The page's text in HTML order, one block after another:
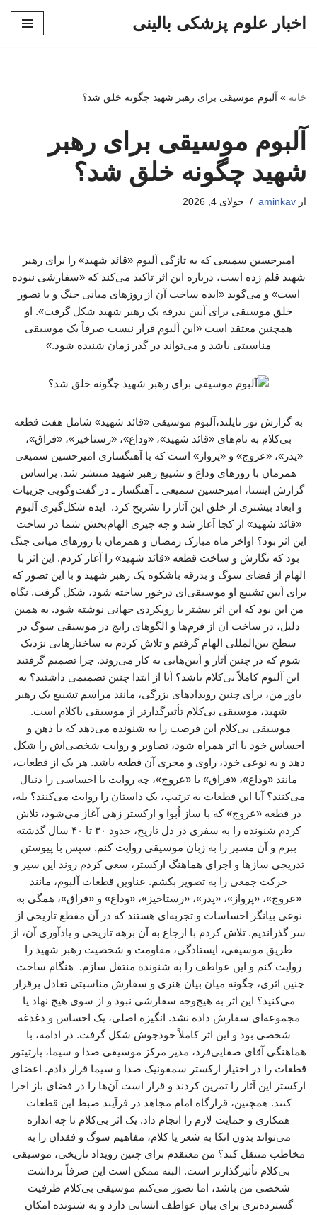
اخبار علوم پزشکی بالینی
خانه » آلبوم موسیقی برای رهبر شهید چگونه خلق شد؟
آلبوم موسیقی برای رهبر
شهید چگونه خلق شد؟
از aminkav جولای 4, 2026
امیرحسین سمیعی که به تازگی آلبوم «قائد شهید» را برای رهبر
شهید قلم زده است، درباره این اثر تاکید می‌کند که «سفارشی نبوده
است» و می‌گوید «ایده ساخت آن از روزهای میانی جنگ و با تصور
خلق موسیقی برای آیین بدرقه یک رهبر شهید شکل گرفت». او
همچنین معتقد است «این آلبوم قرار نیست صرفاً یک موسیقی
مناسبتی باشد و می‌تواند در گذر زمان شنیده شود.»
به گزارش تور تایلند،آلبوم موسیقی «قائد شهید» شامل هفت قطعه
بی‌کلام به نام‌های «قائد شهید»، «وداع»، «رستاخیز»، «فراق»،
«پدر»، «عروج» و «پرواز» است که با آهنگسازی امیرحسین سمیعی
همزمان با روزهای وداع و تشییع رهبر شهید منتشر شد. براساس
گزارش ایسنا، امیرحسین سمیعی ـ آهنگساز ـ در گفت‌وگویی جزییات
و ابعاد بیشتری از خلق این آثار را تشریح کرد. ایده شکل‌گیری آلبوم
«قائد شهید» از کجا آغاز شد و چه چیزی الهام‌بخش شما در ساخت
این اثر بود؟ اواخر ماه مبارک رمضان و همزمان با روزهای میانی جنگ
بود که نگارش و ساخت قطعه «قائد شهید» را آغاز کردم. این اثر با
الهام از فضای سوگ و بدرقه باشکوه یک رهبر شهید و با این تصور که
برای آیین تشییع او موسیقی‌ای درخور ساخته شود، شکل گرفت. نگاه
من این بود که این اثر بیشتر با رویکردی جهانی نوشته شود. به همین
دلیل، در ساخت آن از فرم‌ها و الگوهای رایج در موسیقی سوگ در
سطح بین‌المللی الهام گرفتم و تلاش کردم به ساختارهایی نزدیک
شوم که در چنین آثار و آیین‌هایی به کار می‌روند. چرا تصمیم گرفتید
این آلبوم کاملاً بی‌کلام باشد؟ آیا از ابتدا چنین تصمیمی داشتید؟ به
باور من، برای چنین رویدادهای بزرگی، مانند مراسم تشییع یک رهبر
شهید، موسیقی بی‌کلام تأثیرگذارتر از موسیقی باکلام است.
موسیقی بی‌کلام این فرصت را به شنونده می‌دهد که با ذهن و
احساس خود با اثر همراه شود، تصاویر و روایت شخصی‌اش را شکل
دهد و به نوعی خود، راوی و مجری آن قطعه باشد. هر یک از قطعات،
مانند «وداع»، «فراق» یا «عروج»، چه روایت یا احساسی را دنبال
می‌کنند؟ آیا این قطعات به ترتیب، یک داستان را روایت می‌کنند؟ بله،
در قطعه «عروج» که با ساز اُبوا و ارکستر زهی آغاز می‌شود، تلاش
کردم شنونده را به سفری در دل تاریخ، حدود ۳۰ تا ۴۰ سال گذشته
ببرم و آن مسیر را به زبان موسیقی روایت کنم. سپس با پیوستن
تدریجی سازها و اجرای هماهنگ ارکستر، سعی کردم روند این سیر و
حرکت جمعی را به تصویر بکشم. عناوین قطعات آلبوم، مانند
«عروج»، «پرواز»، «پدر»، «رستاخیز»، «وداع» و «فراق»، همگی به
نوعی بیانگر احساسات و تجربه‌ای هستند که در آن مقطع تاریخی از
سر گذراندیم. تلاش کردم با ارجاع به آن برهه تاریخی و یادآوری آن، از
طریق موسیقی، ایستادگی، مقاومت و شخصیت رهبر شهید را
روایت کنم و این عواطف را به شنونده منتقل سازم. هنگام ساخت
چنین اثری، چگونه میان بیان هنری و سفارش مناسبتی تعادل برقرار
می‌کنید؟ این اثر به هیچ‌وجه سفارشی نبود و از سوی هیچ نهاد یا
مجموعه‌ای سفارش داده نشد. انگیزه اصلی، یک احساس و دغدغه
شخصی بود و این اثر کاملاً خودجوش شکل گرفت. در ادامه، با
هماهنگی آقای صفایی‌فرد، مدیر مرکز موسیقی صدا و سیما، پارتیتور
قطعات را در اختیار ارکستر سمفونیک صدا و سیما قرار دادم. اعضای
ارکستر این آثار را تمرین کردند و قرار است آن‌ها را در فضای باز اجرا
کنند. همچنین، قرارگاه امام مجاهد در فرآیند ضبط این قطعات
همکاری و حمایت لازم را انجام داد. یک اثر بی‌کلام تا چه اندازه
می‌تواند بدون اتکا به شعر یا کلام، مفاهیم سوگ و فقدان را به
مخاطب منتقل کند؟ من معتقدم برای چنین رویداد تاریخی، موسیقی
بی‌کلام تأثیرگذارتر است. البته ممکن است این صرفاً برداشت
شخصی من باشد، اما تصور می‌کنم موسیقی بی‌کلام ظرفیت
گسترده‌تری برای بیان عواطف انسانی دارد و به شنونده امکان